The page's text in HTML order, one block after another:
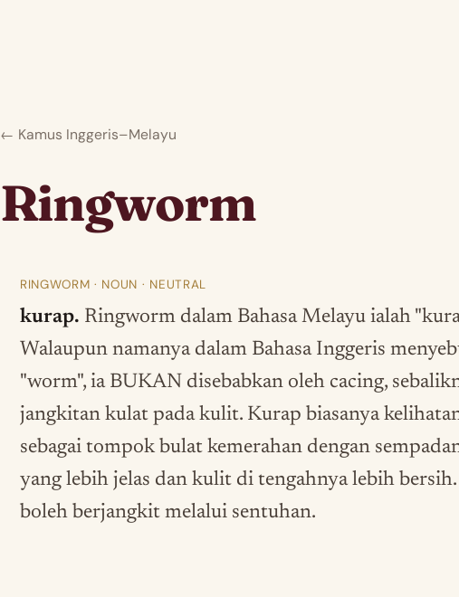
← Kamus Inggeris–Melayu
Ringworm
RINGWORM · NOUN · NEUTRAL
kurap. Ringworm dalam Bahasa Melayu ialah
Walaupun namanya dalam Bahasa Inggeris
"worm", ia BUKAN disebabkan oleh cacing,
jangkitan kulat pada kulit. Kurap biasanya
sebagai tompok bulat kemerahan dengan
yang lebih jelas dan kulit di tengahnya lebih
boleh berjangkit melalui sentuhan.